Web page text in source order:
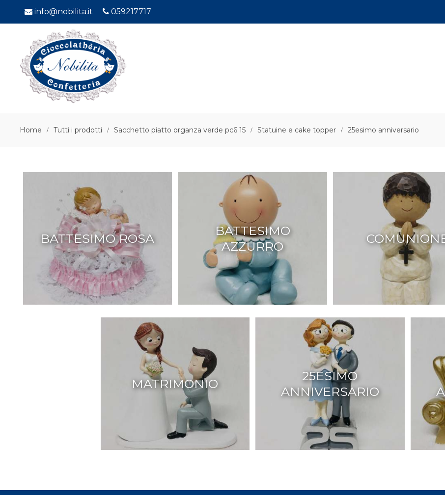
info@nobilita.it 059217717
Home Tutti i prodotti Sacchetto piatto organza verde pc6 15 Statuine e cake topper 25esimo anniversario
BATTESIMO ROSA
BATTESIMO
AZZURRO
MATRIMONIO
25ESIMO
ANNIVERSARIO